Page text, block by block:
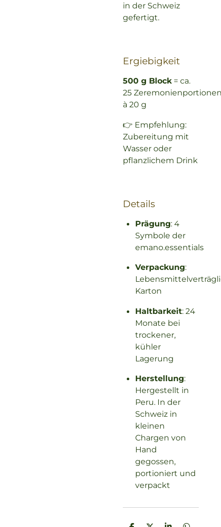
in der Schweiz
gefertigt.
Ergiebigkeit
500 g Block= ca.
25
à 20 g
👉 Empfehlung:
Zubereitung mit
Wasser oder
pflanzlichem Drink
Details
Prägung: 4
Symbole der
emano.essentials
Verpackung:
Karton
Haltbarkeit: 24
Monate bei
trockener,
kühler
Lagerung
Herstellung:
Hergestellt in
Peru. In der
Schweiz in
kleinen
Chargen von
Hand
gegossen,
portioniert und
verpackt